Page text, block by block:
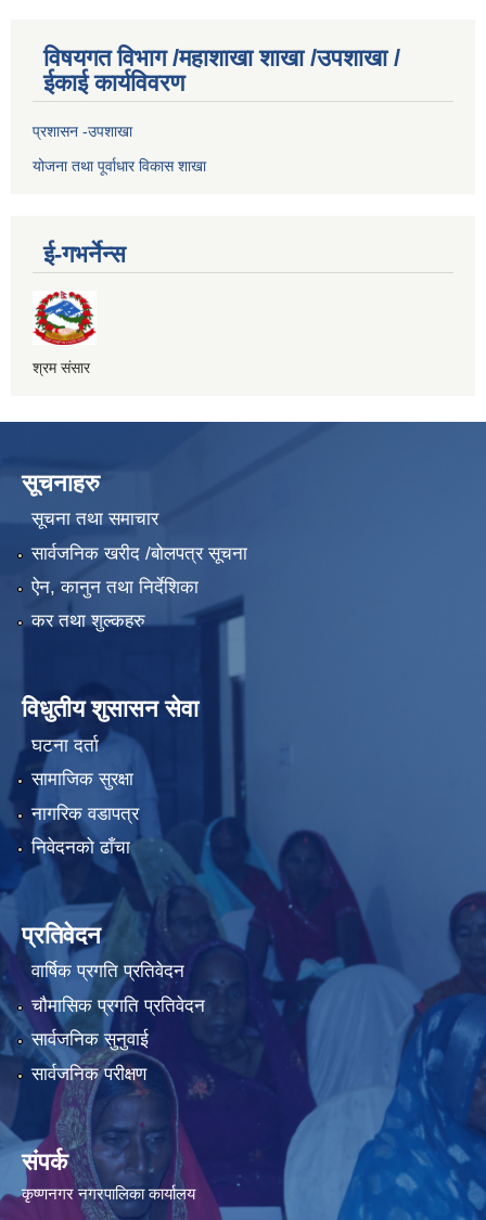
विषयगत विभाग /महाशाखा शाखा /उपशाखा /
ईकाई कार्यविवरण
प्रशासन -उपशाखा
योजना तथा पूर्वाधार विकास शाखा
ई-गभर्नेन्स
श्रम संसार
सूचनाहरु
सूचना तथा समाचार
सार्वजनिक खरीद /बोलपत्र सूचना
ऐन, कानुन तथा निर्देशिका
कर तथा शुल्कहरु
विधुतीय शुसासन सेवा
घटना दर्ता
सामाजिक सुरक्षा
नागरिक वडापत्र
निवेदनको ढाँचा
प्रतिवेदन
वार्षिक प्रगति प्रतिवेदन
चौमासिक प्रगति प्रतिवेदन
सार्वजनिक सुनुवाई
सार्वजनिक परीक्षण
संपर्क
कृष्णनगर नगरपालिका कार्यालय